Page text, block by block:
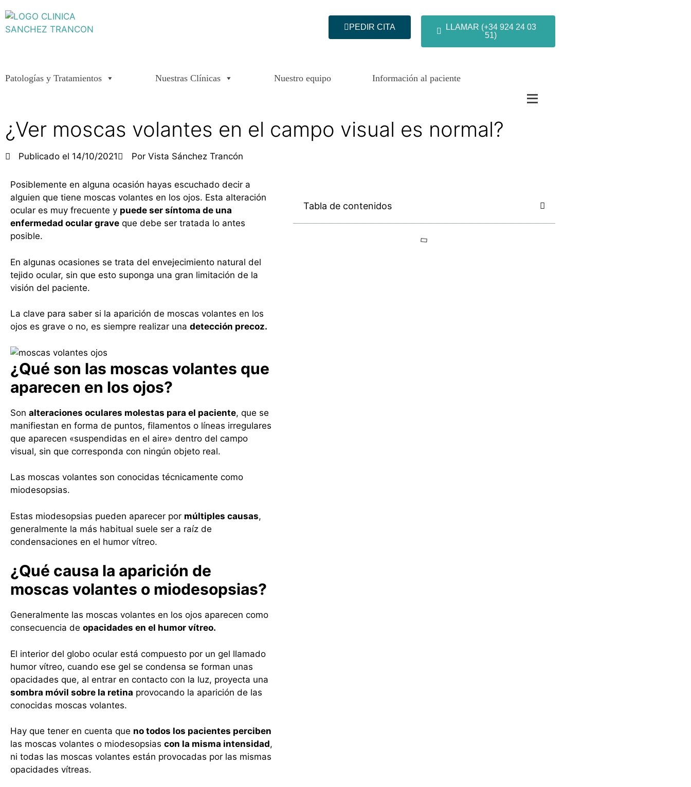
PEDIR CITA
LLAMAR (+34 924 24 03
51)
Patologías y Tratamientos Nuestras Clínicas Nuestro equipo Información al paciente
¿Ver moscas volantes en el campo visual es normal?
Publicado el 14/10/2021 PorVista Sánchez Trancón
Posiblemente en alguna ocasión hayas escuchado decir a
alguien que tiene moscas volantes en los ojos. Esta alteración
ocular es muy frecuente y puede ser síntoma de una
enfermedad ocular grave que debe ser tratada lo antes
posible.
En algunas ocasiones se trata del envejecimiento natural del
tejido ocular, sin que esto suponga una gran limitación de la
visión del paciente.
La clave para saber si la aparición de moscas volantes en los
ojos es grave o no, es siempre realizar una detección precoz.
¿Qué son las moscas volantes que
aparecen en los ojos?
Son alteraciones oculares molestas para el paciente, que se
manifiestan en forma de puntos, filamentos o líneas irregulares
que aparecen «suspendidas en el aire» dentro del campo
visual, sin que corresponda con ningún objeto real.
Las moscas volantes son conocidas técnicamente como
miodesopsias.
Estas miodesopsias pueden aparecer por múltiples causas,
generalmente la más habitual suele ser a raíz de
condensaciones en el humor vítreo.
¿Qué causa la aparición de
moscas volantes o miodesopsias?
Generalmente las moscas volantes en los ojos aparecen como
consecuencia de opacidades en el humor vítreo.
El interior del globo ocular está compuesto por un gel llamado
humor vítreo, cuando ese gel se condensa se forman unas
opacidades que, al entrar en contacto con la luz, proyecta una
sombra móvil sobre la retina provocando la aparición de las
conocidas moscas volantes.
Hay que tener en cuenta que no todos los pacientes perciben
las moscas volantes o miodesopsias con la misma intensidad,
ni todas las moscas volantes están provocadas por las mismas
opacidades vítreas.
Tabla de contenidos